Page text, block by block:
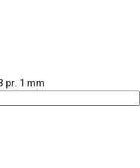
pr. 1 mm